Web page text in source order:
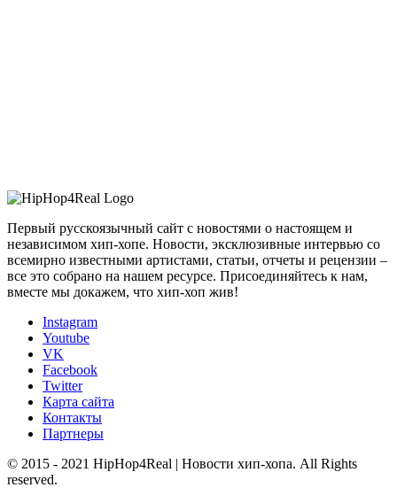
Первый русскоязычный сайт с новостями о настоящем и
независимом хип-хопе. Новости, эксклюзивные интервью со
всемирно известными артистами, статьи, отчеты и рецензии –
все это собрано на нашем ресурсе. Присоединяйтесь к нам,
вместе мы докажем, что хип-хоп жив!
Instagram
Youtube
VK
Facebook
Twitter
Карта сайта
Контакты
Партнеры
© 2015 - 2021 HipHop4Real | Новости хип-хопа. All Rights
reserved.